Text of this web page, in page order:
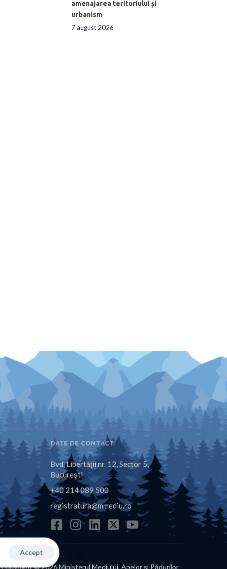
amenajarea teritoriului şi
urbanism
7 august 2026
DATE DE CONTACT
Bvd. Libertăţii nr. 12, Sector 5,
Bucureşti
+40 214 089 500
registratura@mmediu.ro
Copyright © 2026 Ministerul Mediului, Apelor și Pădurilor
Accept